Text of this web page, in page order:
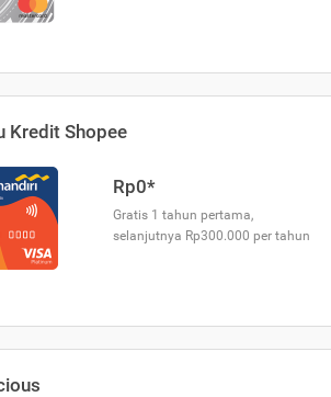
Kredit Shopee
Rp0*
Gratis 1 tahun pertama,
selanjutnya Rp300.000 per tahun